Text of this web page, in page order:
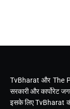
TvBharat और The
सरकारी और कार्पोरेट
इसके लिए TvBharat